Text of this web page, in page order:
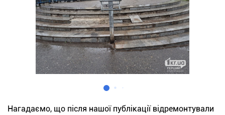
Нагадаємо, що після нашої публікації відремонтували